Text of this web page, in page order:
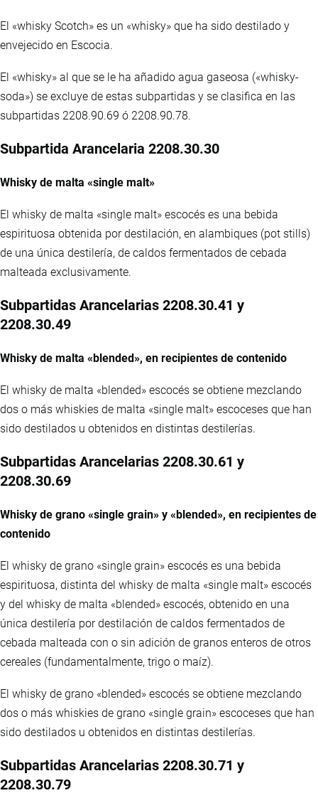
El «whisky Scotch» es un «whisky» que ha sido destilado y
envejecido en Escocia.
El «whisky» al que se le ha añadido agua gaseosa («whisky-
soda») se excluye de estas subpartidas y se clasifica en las
subpartidas 2208.90.69 ó 2208.90.78.
Subpartida Arancelaria 2208.30.30
Whisky de malta «single malt»
El whisky de malta «single malt» escocés es una bebida
espirituosa obtenida por destilación, en alambiques (pot stills)
de una única destilería, de caldos fermentados de cebada
malteada exclusivamente.
Subpartidas Arancelarias 2208.30.41 y
2208.30.49
Whisky de malta «blended», en recipientes de contenido
El whisky de malta «blended» escocés se obtiene mezclando
dos o más whiskies de malta «single malt» escoceses que han
sido destilados u obtenidos en distintas destilerías.
Subpartidas Arancelarias 2208.30.61 y
2208.30.69
Whisky de grano «single grain» y «blended», en recipientes de
contenido
El whisky de grano «single grain» escocés es una bebida
espirituosa, distinta del whisky de malta «single malt» escocés
y del whisky de malta «blended» escocés, obtenido en una
única destilería por destilación de caldos fermentados de
cebada malteada con o sin adición de granos enteros de otros
cereales (fundamentalmente, trigo o maíz).
El whisky de grano «blended» escocés se obtiene mezclando
dos o más whiskies de grano «single grain» escoceses que han
sido destilados u obtenidos en distintas destilerías.
Subpartidas Arancelarias 2208.30.71 y
2208.30.79